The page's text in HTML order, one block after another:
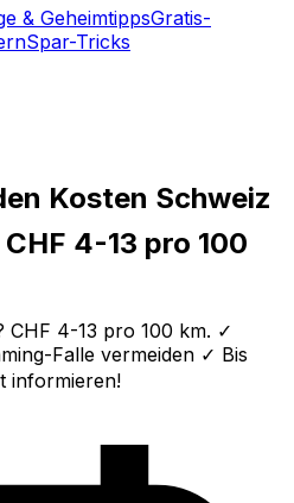
& GeheimtippsGratis-
Spar-Tricks
Kosten Schweiz
4-13 pro 100
CHF 4-13 pro 100 km. ✓
Falle vermeiden ✓ Bis
informieren!